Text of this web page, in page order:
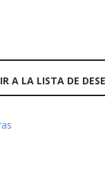
A LA LISTA DE